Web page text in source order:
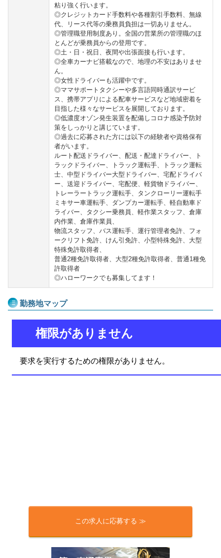
粘り強く行います。
◎クレジットカード手数料や各種割引手数料、無線
代、リース代等の乗務員負担は一切ありません。
◎管理職登用制度あり。全国の営業所の管理職のほ
とんどが乗務員からの登用です。
◎土・日・祝日、夜間や出張面接も行います。
◎全車カーナビ搭載なので、地理の不安はありませ
ん。
◎女性ドライバーも活躍中です。
◎ママサポートタクシーや多言語同時通訳サービ
ス、携帯アプリによる配車サービスなど地域密着を
目指した様々なサービスを展開しております。
◎低濃度オゾン発生装置を配備しコロナ感染予防対
策をしっかりと講じています。
◎過去に応募された方には以下の経験者や資格保有
者がいます。
ルート配送ドライバー、配送・配達ドライバー、ト
ラックドライバー、トラック運転手、トラック運転
士、中型ドライバー大型ドライバー、宅配ドライバ
ー、送迎ドライバー、宅配便、軽貨物ドライバー、
トレーラートラック運転手、タンクローリー運転手
ミキサー車運転手、ダンプカー運転手、軽自動車ド
ライバー、タクシー乗務員、軽作業スタッフ、倉庫
内作業、倉庫作業員、
物流スタッフ、バス運転手、運行管理者免許、フォ
ークリフト免許、けん引免許、小型特殊免許、大型
特殊免許取得者、
普通2種免許取得者、大型2種免許取得者、普通1種免
許取得者
◎ハローワークでも募集してます！
勤務地マップ
この求人に応募する ≫